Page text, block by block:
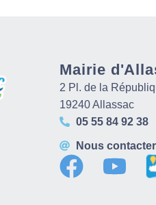
Mairie
2 Pl. de la
19240 Allassac
05 55 84 92 38
Nous contacter